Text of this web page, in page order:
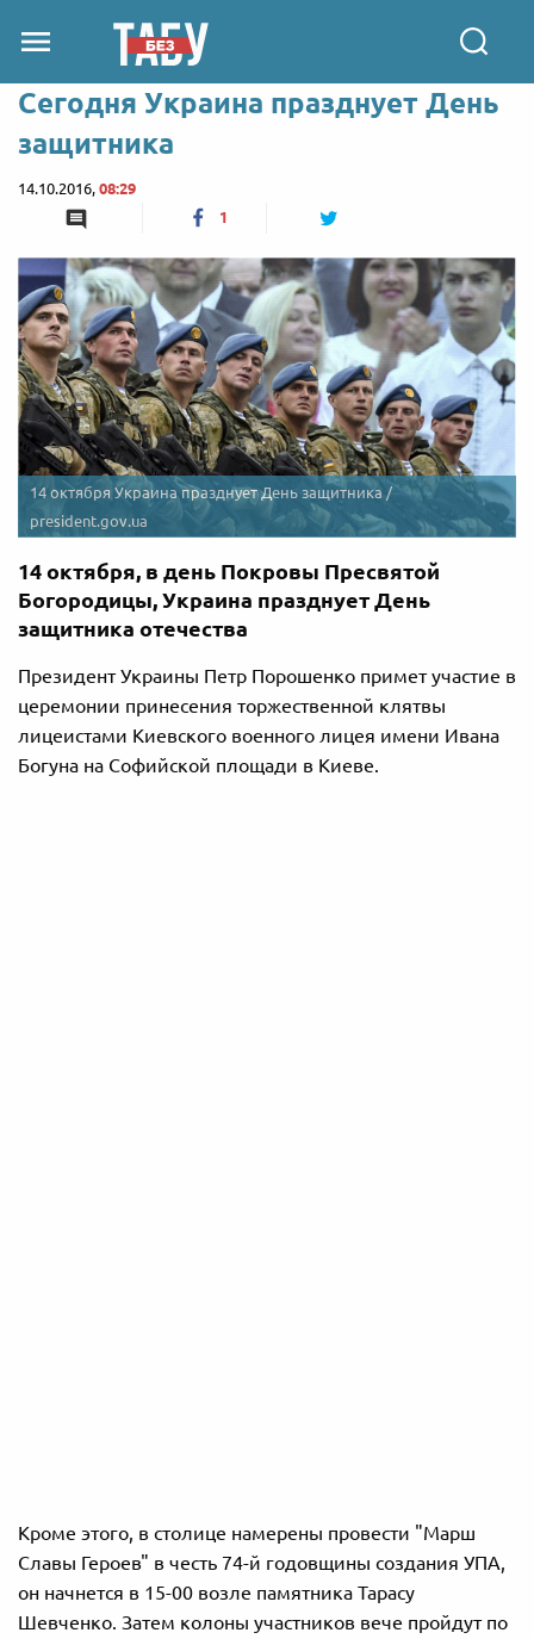
Сегодня Украина празднует День
защитника
14.10.2016, 08:29
1
14 октября Украина празднует День защитника /
president.gov.ua
14 октября, в день Покровы Пресвятой
Богородицы, Украина празднует День
защитника отечества
Президент Украины Петр Порошенко примет участие в
церемонии принесения торжественной клятвы
лицеистами Киевского военного лицея имени Ивана
Богуна на Софийской площади в Киеве.
Кроме этого, в столице намерены провести "Марш
Славы Героев" в честь 74-й годовщины создания УПА,
он начнется в 15-00 возле памятника Тарасу
Шевченко. Затем колоны участников вече пройдут по